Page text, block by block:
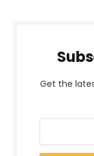
Get the